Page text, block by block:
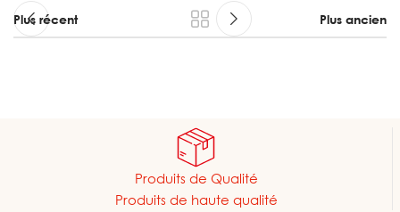
Plus récent Plus ancien
Produits de Qualité
Produits de haute qualité